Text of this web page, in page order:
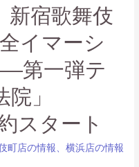
新宿歌舞伎
イマーシ
第一弾テ
」
スタート
町店の情報 、横浜店の情報